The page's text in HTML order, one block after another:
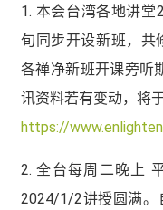
1. 本会台湾各地讲
旬同步开设新班，共
各禅净新班开课旁听
讯资料若有变动，将
https://
2. 全台每周二晚上
2024/1/2讲授圆满。